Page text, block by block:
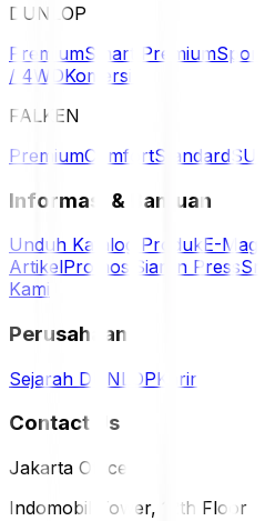
DUNLOP
PremiumSmart PremiumSport
/ 4WDKomersil
FALKEN
PremiumComfortStandard
Informasi & Bantuan
Unduh Katalog ProdukE-
ArtikelPromosi Siaran Press
Kami
Perusahaan
Sejarah DUNLOPKarir
Contact Us
Jakarta Office
Indomobil Tower, 12th Floor